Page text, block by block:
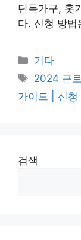
단독가구, 홋
다. 신청 방
Categories
기타
Tags
2024 근
가이드 | 신
검색